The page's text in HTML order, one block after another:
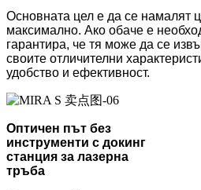
Основната цел е да се намалят
максимално. Ако обаче е
гарантира, че тя може да се
своите отличителни
удобство и ефективност.
Оптичен път без
инструменти с докинг
станция за лазерна
тръба